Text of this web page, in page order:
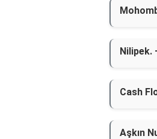
Nilipek.
Cash
Aşkın